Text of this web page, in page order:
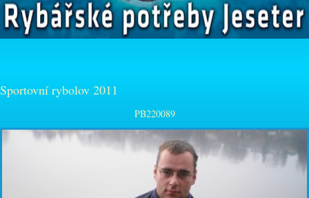
Sportovní rybolov 2011
PB220089